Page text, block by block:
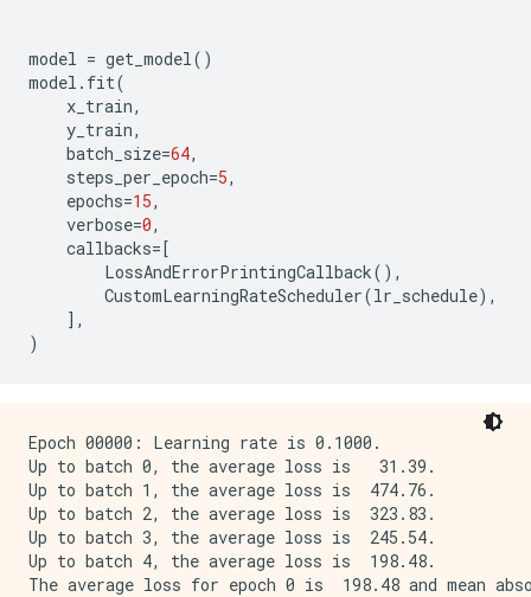
model = get_model()
model . fit(
x_train,
y_train,
batch_size=64,
steps_per_epoch=5,
epochs=15,
verbose=0,
callbacks=[
LossAndErrorPrintingCallback(),
CustomLearningRateScheduler(lr_schedule),
],
)
Epoch 00000: Learning rate is 0.1000.
Up to batch 0, the average loss is   31.39.
Up to batch 1, the average loss is  474.76.
Up to batch 2, the average loss is  323.83.
Up to batch 3, the average loss is  245.54.
Up to batch 4, the average loss is  198.48.
The average loss for epoch 0 is  198.48 and mean